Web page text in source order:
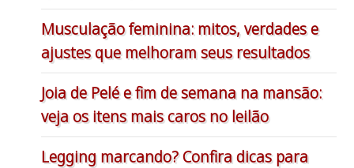
Musculação feminina: mitos, verdades e
ajustes que melhoram seus resultados
Joia de Pelé e fim de semana na mansão:
veja os itens mais caros no leilão
Legging marcando? Confira dicas para